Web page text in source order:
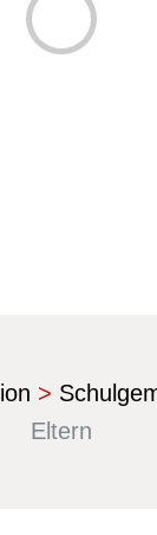
Laden...
>
Eltern